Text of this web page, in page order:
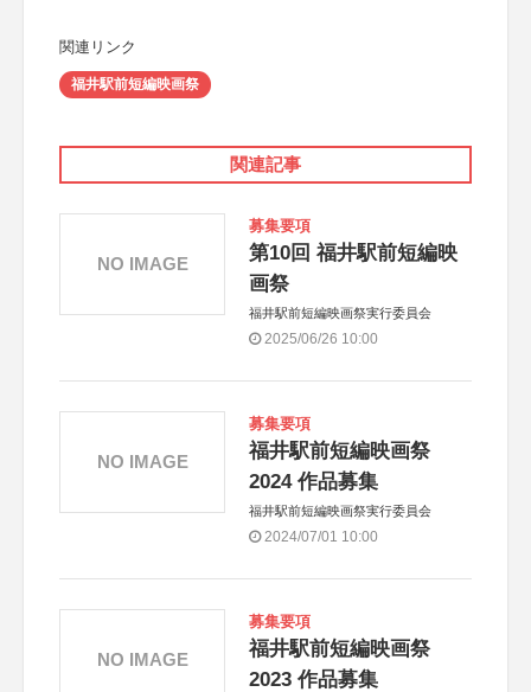
関連リンク
福井駅前短編映画祭
関連記事
募集要項
第10回 福井駅前短編映
画祭
福井駅前短編映画祭実行委員会
2025/06/26 10:00
NO IMAGE
募集要項
福井駅前短編映画祭
2024 作品募集
福井駅前短編映画祭実行委員会
2024/07/01 10:00
NO IMAGE
募集要項
福井駅前短編映画祭
2023 作品募集
NO IMAGE